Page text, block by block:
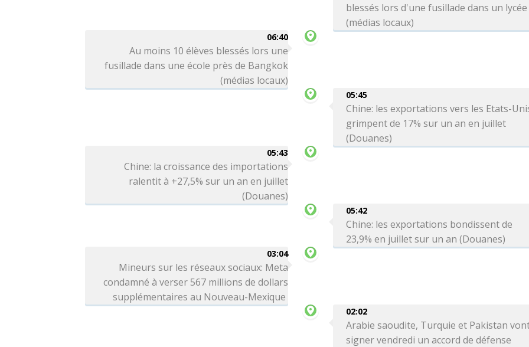
blessés lors d'une fusillade dans un lycée
(médias locaux)
06:40
Au moins 10 élèves blessés lors une
fusillade dans une école près de Bangkok
(médias locaux)
05:45
Chine: les exportations vers les Etats-
grimpent de 17% sur un an en juillet
(Douanes)
05:43
Chine: la croissance des importations
ralentit à +27,5% sur un an en juillet
(Douanes)
05:42
Chine: les exportations bondissent de
23,9% en juillet sur un an (Douanes)
03:04
Mineurs sur les réseaux sociaux: Meta
condamné à verser 567 millions de dollars
supplémentaires au Nouveau-Mexique
02:02
Arabie saoudite, Turquie et Pakistan
signer vendredi un accord de défense